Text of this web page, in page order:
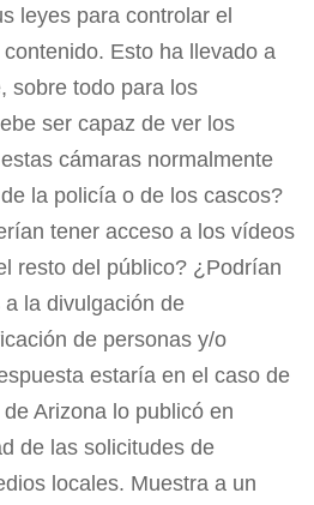
leyes para controlar el
Esto ha llevado a
sobre todo para los
ser capaz de ver los
cámaras normalmente
la policía o de los cascos?
tener acceso a los vídeos
resto del público? ¿Podrían
la divulgación de
de personas y/o
estaría en el caso de
Arizona lo publicó en
de las solicitudes de
locales. Muestra a un